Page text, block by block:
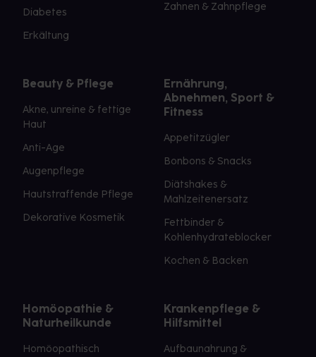
Diabetes
Erkältung
Zahnen & Zahnpflege
Beauty & Pflege
Akne, unreine & fettige
Haut
Anti-Age
Augenpflege
Hautstraffende Pflege
Dekorative Kosmetik
Ernährung,
Abnehmen, Sport &
Fitness
Appetitzügler
Bonbons & Snacks
Diätshakes &
Mahlzeitenersatz
Fettbinder &
Kohlenhydrateblocker
Kochen & Backen
Homöopathie &
Naturheilkunde
Homöopathisch
Krankenpflege &
Hilfsmittel
Aufbaunahrung &